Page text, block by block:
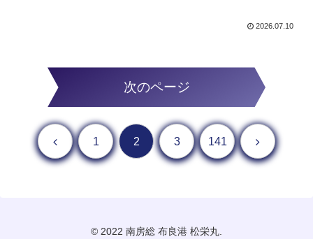
2026.07.10
次のページ
前へ 1 2 3 141 次へ
© 2022 南房総 布良港 松栄丸.